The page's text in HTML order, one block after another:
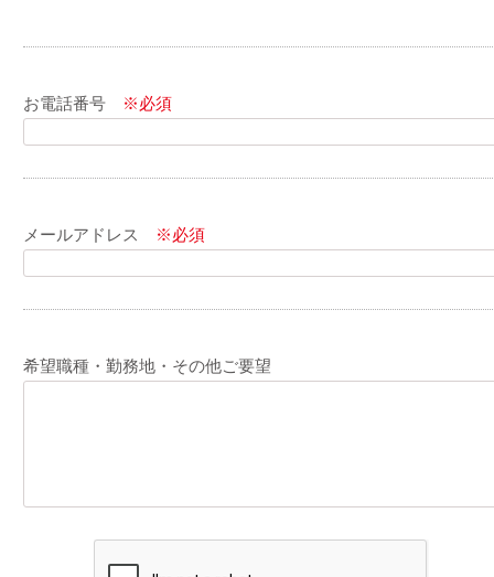
お電話番号 ※必須
メールアドレス ※必須
希望職種・勤務地・その他ご要望